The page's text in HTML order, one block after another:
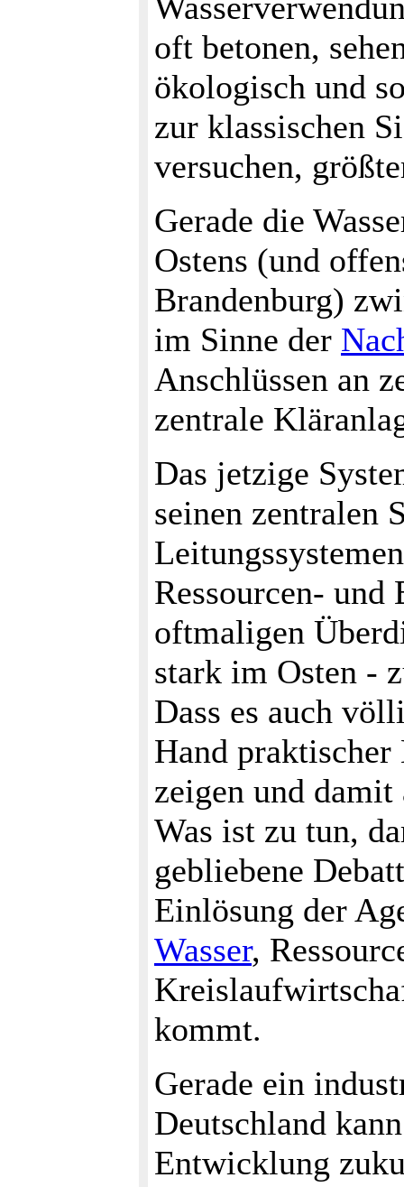
oft betonen,
ökologisch und
zur klassischen
versuchen,
Gerade die
Ostens (und
Brandenburg)
im Sinne der
Anschlüssen an
zentrale
Das jetzige
seinen zentralen
Ressourcen- und
oftmaligen
stark im Osten -
Dass es auch
Hand praktischer
zeigen und
Was ist zu tun,
gebliebene
Einlösung der
Wasser,
kommt.
Gerade ein
Deutschland
Entwicklung